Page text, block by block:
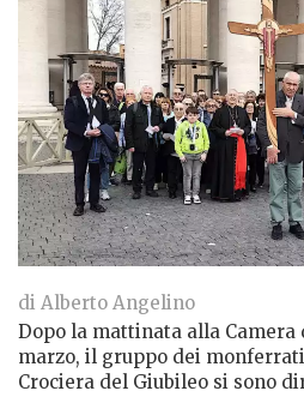
di Alberto Angelino
Dopo la mattinata alla
marzo, il gruppo dei
Crociera del Giubileo si sono